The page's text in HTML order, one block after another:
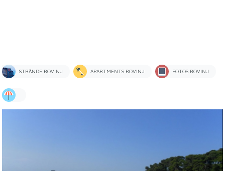
STRÄNDE ROVINJ APARTMENTS ROVINJ FOTOS ROVINJ